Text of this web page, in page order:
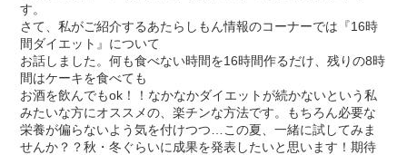
す。
さて、私がご紹介するあたらしもん情報のコーナーでは『16時
間ダイエット』について
お話しました。何も食べない時間を16時間作るだけ、残りの8時
間はケーキを食べても
お酒を飲んでもok！！なかなかダイエットが続かないという私
みたいな方にオススメの、楽チンな方法です。もちろん必要な
栄養が偏らないよう気を付けつつ…この夏、一緒に試してみま
せんか？？秋・冬ぐらいに成果を発表したいと思います！期待